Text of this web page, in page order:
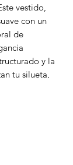
vestido,
con un
de
y la
tu silueta,